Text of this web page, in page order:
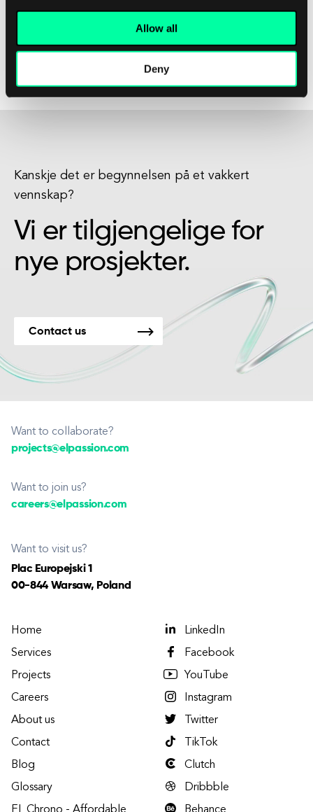
Allow all
Deny
nettverksressurser.
Å forstå og implementere TTL effektivt kan føre
til forbedret applikasjonsytelse og en bedre
brukeropplevelse.
Kanskje det er begynnelsen på et vakkert
vennskap?
Vi er tilgjengelige for
nye prosjekter.
Contact us
Want to collaborate?
projects@elpassion.com
Want to join us?
careers@elpassion.com
Want to visit us?
Plac Europejski 1
00-844 Warsaw, Poland
Home
Services
Projects
Careers
About us
Contact
Blog
Glossary
LinkedIn
Facebook
YouTube
Instagram
Twitter
TikTok
Clutch
Dribbble